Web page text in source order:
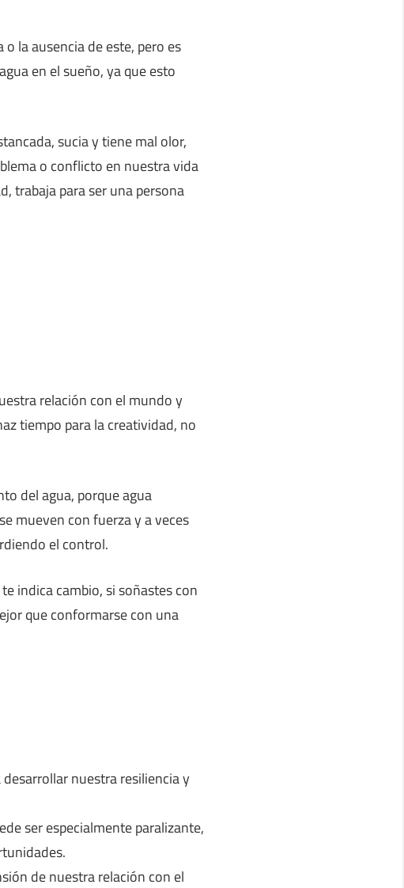
la ausencia de este, pero es
en el sueño, ya que esto
sucia y tiene mal olor,
o conflicto en nuestra vida
trabaja para ser una persona
relación con el mundo y
tiempo para la creatividad, no
del agua, porque agua
mueven con fuerza y a veces
el control.
indica cambio, si soñastes con
que conformarse con una
nuestra resiliencia y
ser especialmente paralizante,
de nuestra relación con el